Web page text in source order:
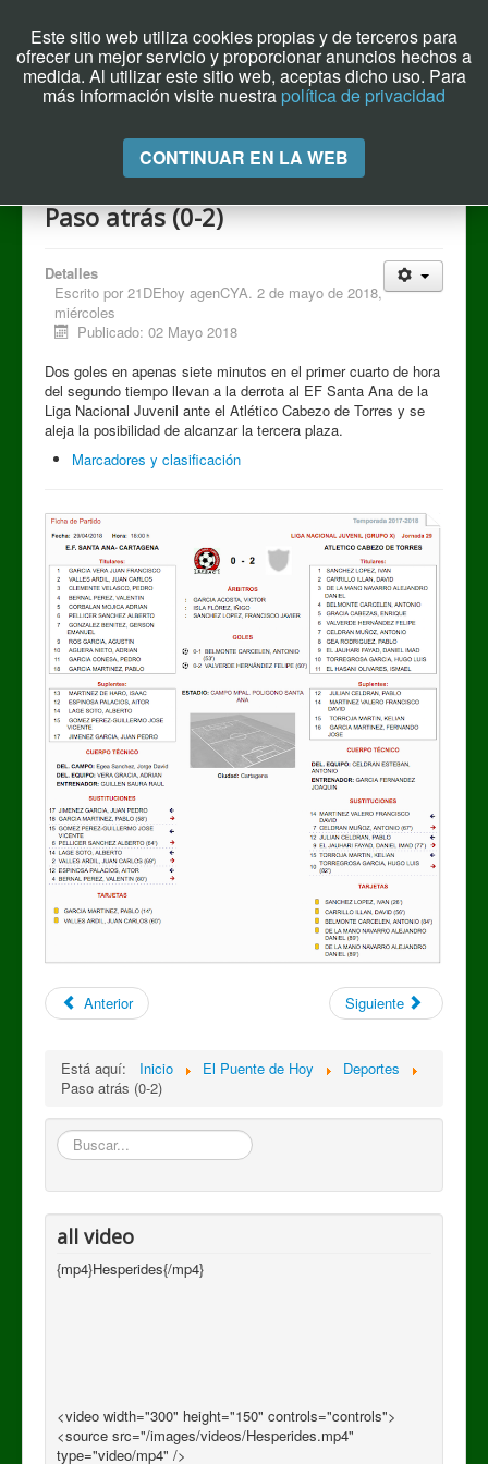
Archivo el Puente de Hoy
Cambiar
navegación
Paso atrás (0-2)
Detalles
Escrito por 21DEhoy agenCYA. 2 de mayo de 2018,
miércoles
Publicado: 02 Mayo 2018
Dos goles en apenas siete minutos en el primer cuarto de hora
del segundo tiempo llevan a la derrota al EF Santa Ana de la
Liga Nacional Juvenil ante el Atlético Cabezo de Torres y se
aleja la posibilidad de alcanzar la tercera plaza.
Marcadores y clasificación
Anterior Siguiente
Está aquí: Inicio El Puente de Hoy
Deportes
Paso atrás (0-2)
Buscar
all video
{mp4}Hesperides{/mp4}
<video width="300" height="150" controls="controls">
<source src="/images/videos/Hesperides.mp4"
type="video/mp4" />
Este sitio web utiliza cookies propias y de terceros para
ofrecer un mejor servicio y proporcionar anuncios hechos a
medida. Al utilizar este sitio web, aceptas dicho uso. Para
más información visite nuestra política de privacidad
CONTINUAR EN LA WEB